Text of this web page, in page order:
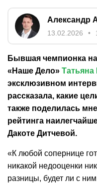
Александр
13.02.2026
Бывшая чемпионка
«Наше Дело» Татьяна
эксклюзивном
рассказала, какие
также поделилась
рейтинга
Дакоте Дитчевой.
«К любой сопернице
никакой недооценки
разницы, будет ли с